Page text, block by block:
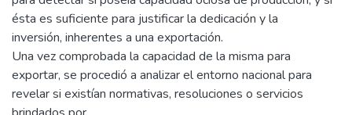
ésta es suficiente para justificar la dedicación y la
inversión, inherentes a una exportación.
Una vez comprobada la capacidad de la misma para
exportar, se procedió a analizar el entorno nacional para
revelar si existían normativas, resoluciones o servicios